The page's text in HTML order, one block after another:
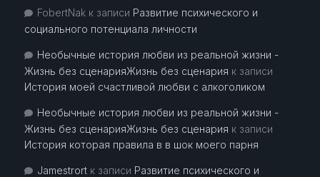
FobertNakк записи Развитие психического и
социального потенциала личности
Необычные история любви из реальной жизни -
Жизнь без сценарияЖизнь без сценария к записи
История моей счастливой любви с алкоголиком
Необычные история любви из реальной жизни -
Жизнь без сценарияЖизнь без сценария к записи
История которая правила в в шок моего парня
Jamestrortк записи Развитие психического и